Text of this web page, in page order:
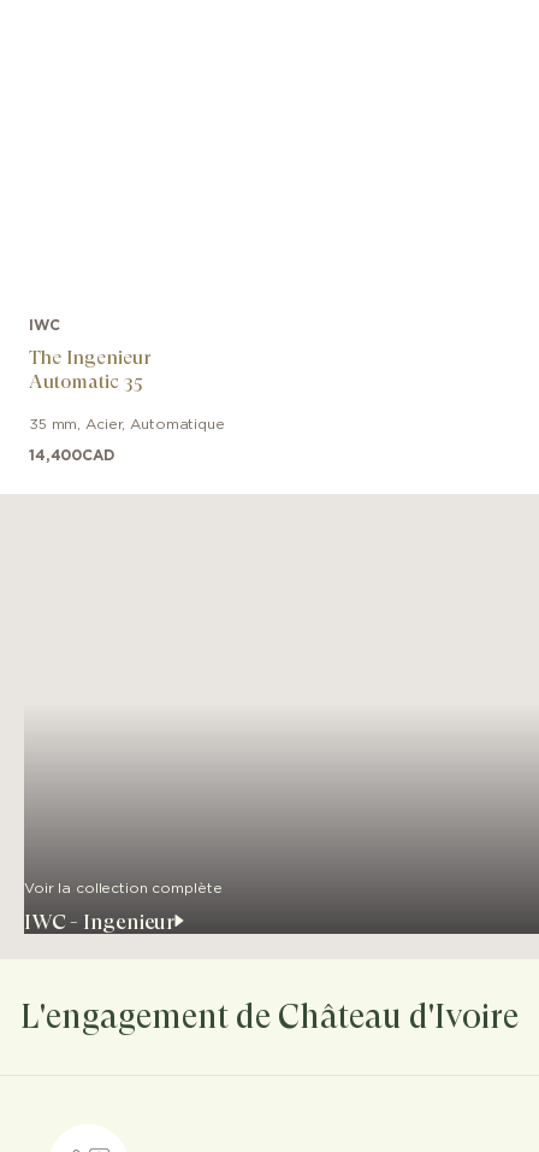
IWC
The Ingenieur
Automatic 35
35 mm Acier, Automatique
14,400CAD
Voir la collection complète
IWC - Ingenieur
L'engagement de Château d'Ivoire